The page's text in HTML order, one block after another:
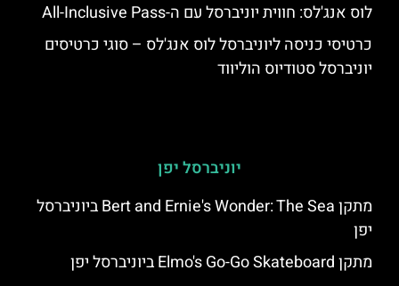
לוס אנג'לס: חווית יוניברסל עם ה-All-Inclusive Pass
כרטיסי כניסה ליוניברסל לוס אנג'לס – סוגי כרטיסים
יוניברסל סטודיוס הוליווד
יוניברסל יפן
מתקן Bert and Ernie's Wonder: The Sea ביוניברסל
יפן
מתקן Elmo's Go-Go Skateboard ביוניברסל יפן